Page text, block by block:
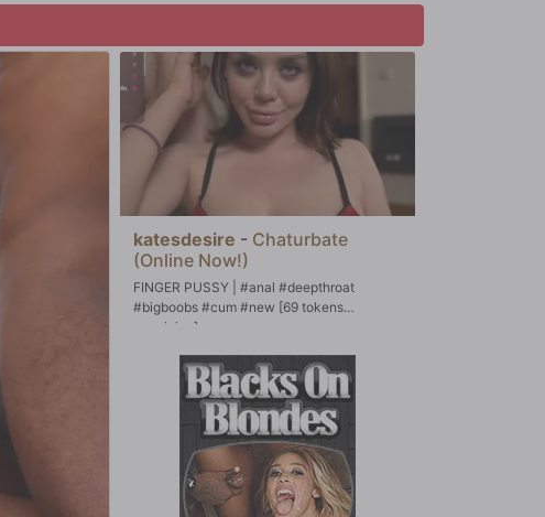
katesdesire - Chaturbate
(Online Now!)
FINGER PUSSY | #anal #deepthroat
#bigboobs #cum #new [69 tokens
remaining]